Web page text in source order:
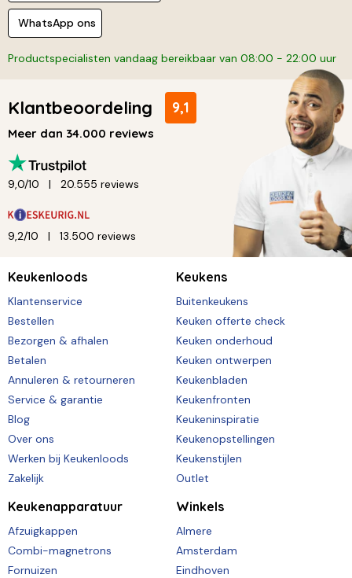
WhatsApp ons
Productspecialisten vandaag bereikbaar van 08:00 - 22:00 uur
Klantbeoordeling 9,1
Meer dan 34.000 reviews
9,0/10 20.555 reviews
9,2/10 13.500 reviews
Keukenloods
Klantenservice
Bestellen
Bezorgen & afhalen
Betalen
Annuleren & retourneren
Service & garantie
Blog
Over ons
Werken bij Keukenloods
Zakelijk
Keukens
Buitenkeukens
Keuken offerte check
Keuken onderhoud
Keuken ontwerpen
Keukenbladen
Keukenfronten
Keukeninspiratie
Keukenopstellingen
Keukenstijlen
Outlet
Keukenapparatuur
Afzuigkappen
Combi-magnetrons
Fornuizen
Winkels
Almere
Amsterdam
Eindhoven